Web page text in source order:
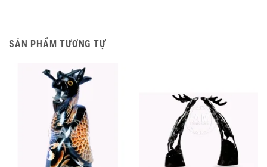
SẢN PHẨM TƯƠNG TỰ